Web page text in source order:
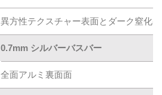
異方性テクスチャー表面とダーク窒化
0.7mm シルバーバスバー
全面アルミ裏面面